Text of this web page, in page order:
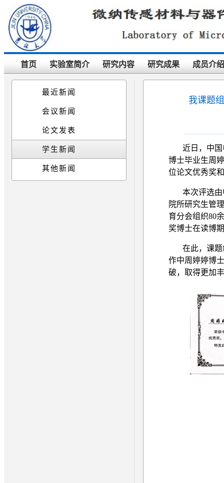
首页 实验室简介 研究内容 研究成果 成员介绍
最近新闻
会议新闻
论文发表
学生新闻
其他新闻
我课题
近日，中
博士毕业生周
位论文优秀奖
本次评选
院所研究生管
育分会组织80
奖博士在读博
在此，课
作中周婷婷博
破，取得更加